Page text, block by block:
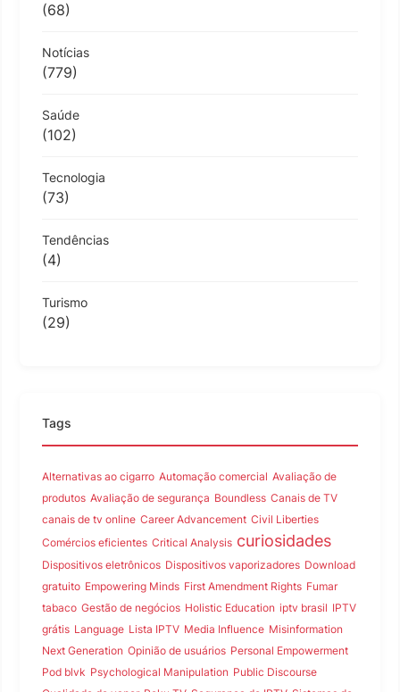
(68)
Notícias
(779)
Saúde
(102)
Tecnologia
(73)
Tendências
(4)
Turismo
(29)
Tags
Alternativas ao cigarro Automação comercial Avaliação de
produtos Avaliação de segurança Boundless Canais de TV
canais de tv online Career Advancement Civil Liberties
Comércios eficientes Critical Analysis curiosidades
Dispositivos eletrônicos Dispositivos vaporizadores Download
gratuito Empowering Minds First Amendment Rights Fumar
tabaco Gestão de negócios Holistic Education iptv brasil IPTV
grátis Language Lista IPTV Media Influence Misinformation
Next Generation Opinião de usuários Personal Empowerment
Pod blvk Psychological Manipulation Public Discourse